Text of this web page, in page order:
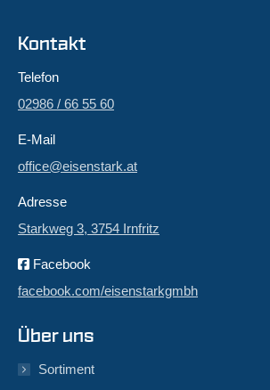
Kontakt
Telefon
02986 / 66 55 60
E-Mail
office@eisenstark.at
Adresse
Starkweg 3, 3754 Irnfritz
Facebook
facebook.com/eisenstarkgmbh
Über uns
Sortiment